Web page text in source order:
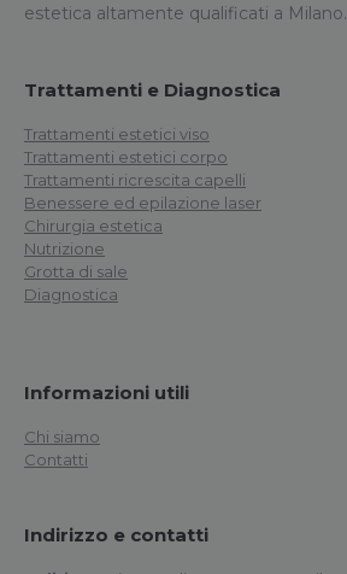
estetica altamente qualificati a Milano.
Trattamenti e Diagnostica
Trattamenti estetici viso
Trattamenti estetici corpo
Trattamenti ricrescita capelli
Benessere ed epilazione laser
Chirurgia estetica
Nutrizione
Grotta di sale
Diagnostica
Informazioni utili
Chi siamo
Contatti
Indirizzo e contatti